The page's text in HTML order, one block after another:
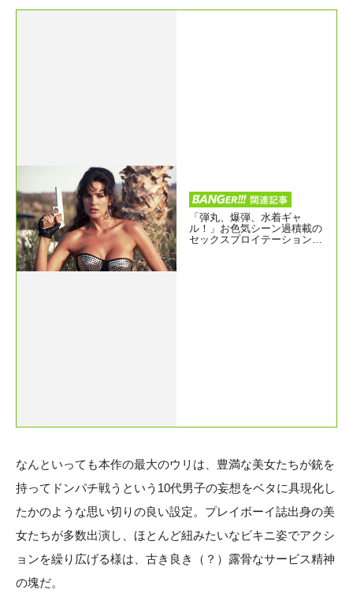
「弾丸、爆弾、水着ギャ
ル！」お色気シーン過積載の
セックスプロイテーション映
なんといっても本作の最大のウリは、豊満な美女たちが銃を
持ってドンパチ戦うという10代男子の妄想をベタに具現化し
たかのような思い切りの良い設定。プレイボーイ誌出身の美
女たちが多数出演し、ほとんど紐みたいなビキニ姿でアクシ
ョンを繰り広げる様は、古き良き（？）露骨なサービス精神
の塊だ。